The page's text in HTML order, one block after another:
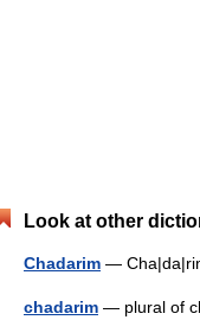
Look at other
Chadarim —
chadarim — plural of